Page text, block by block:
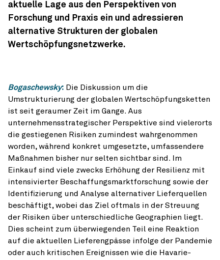
aktuelle Lage aus den Perspektiven von
Forschung und Praxis ein und adressieren
alternative Strukturen der globalen
Wertschöpfungsnetzwerke.
Bogaschewsky: Die Diskussion um die
Umstrukturierung der globalen Wertschöpfungsketten
ist seit geraumer Zeit im Gange. Aus
unternehmensstrategischer Perspektive sind vielerorts
die gestiegenen Risiken zumindest wahrgenommen
worden, während konkret umgesetzte, umfassendere
Maßnahmen bisher nur selten sichtbar sind. Im
Einkauf sind viele zwecks Erhöhung der Resilienz mit
intensivierter Beschaffungsmarktforschung sowie der
Identifizierung und Analyse alternativer Lieferquellen
beschäftigt, wobei das Ziel oftmals in der Streuung
der Risiken über unterschiedliche Geographien liegt.
Dies scheint zum überwiegenden Teil eine Reaktion
auf die aktuellen Lieferengpässe infolge der Pandemie
oder auch kritischen Ereignissen wie die Havarie-